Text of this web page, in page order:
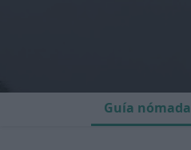
Guía nómada